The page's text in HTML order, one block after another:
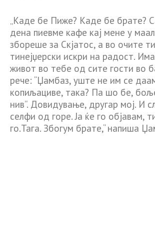
„Каде бе Пиже? Каде бе брате?
дена пиевме кафе кај мене у
збореше за Скјатос, а во очите
тинејџерски искри на радост.
живот во тебе од сите гости во
рече: “Џамбаз, уште не им се
копиљациве, така? Па шо бе,
нив”. Довидување, другар мој. И
селфи од горе. Ја ќе го објавам,
го.Тага. Збогум брате,“ напиша